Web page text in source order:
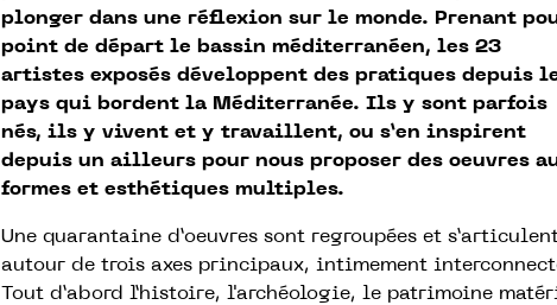
plonger dans une réflexion sur le monde. Prenant
point de départ le bassin méditerranéen, les 23
artistes exposés développent des pratiques depuis
pays qui bordent la Méditerranée. Ils y sont parfois
nés, ils y vivent et y travaillent, ou s’en inspirent
depuis un ailleurs pour nous proposer des oeuvres
formes et esthétiques multiples.
Une quarantaine d’oeuvres sont regroupées et
autour de trois axes principaux, intimement
Tout d’abord l’histoire, l'archéologie, le patrimoine